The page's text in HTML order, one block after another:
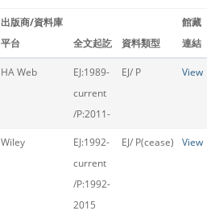
出版商/資料庫
平台
全文起訖 資料類型
館藏
連結
HA Web
EJ:1989-
current
/P:2011-
EJ/ P View
Wiley
EJ:1992-
current
/P:1992-
2015
EJ/ P(cease) View